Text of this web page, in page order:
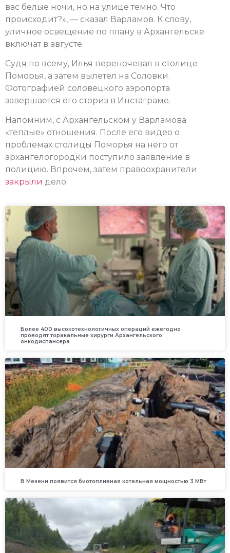
вас белые ночи, но на улице темно. Что
происходит?», — сказал Варламов. К слову,
уличное освещение по плану в Архангельске
включат в августе.
Судя по всему, Илья переночевал в столице
Поморья, а затем вылетел на Соловки.
Фотографией соловецкого аэропорта
завершается его сториз в Инстаграме.
Напомним, с Архангельском у Варламова
«теплые» отношения. После его видео о
проблемах столицы Поморья на него от
архангелогородки поступило заявление в
полицию. Впрочем, затем правоохранители
закрыли дело.
Более 400 высокотехнологичных операций ежегодно
проводят торакальные хирурги Архангельского
онкодиспансера
В Мезени появится биотопливная котельная мощностью 3 МВт